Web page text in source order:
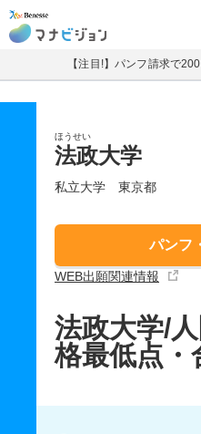
マナビジョン
【注目!】パンフ請求で
ほうせい
法政大学
私立大学 東京都
パンフ
WEB出願関連情報
法政大学/
格最低点・